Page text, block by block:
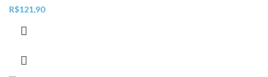
R$121,90